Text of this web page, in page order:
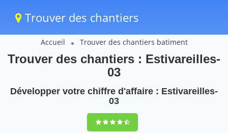
Trouver des chantiers
Accueil Trouver des chantiers batiment
Trouver des chantiers : Estivareilles-
03
Développer votre chiffre d'affaire : Estivareilles-
03